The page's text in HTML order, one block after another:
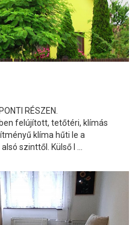
RÉSZEN.
felújított, tetőtéri, klímás
klíma hűti le a
szinttől. Külső l ...